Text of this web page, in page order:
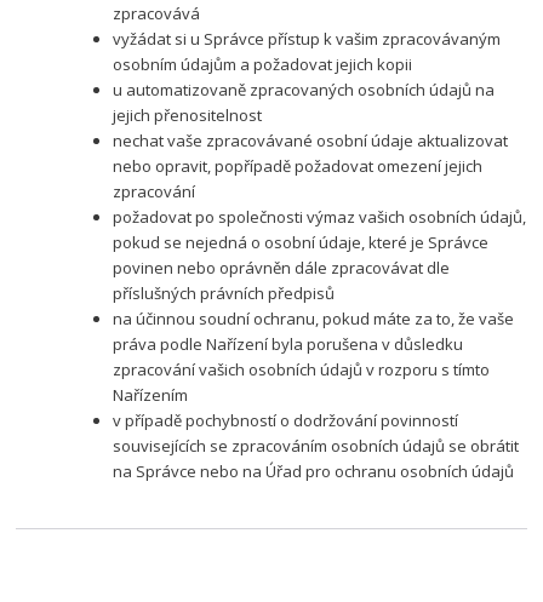
zpracovává
vyžádat si u Správce přístup k vašim zpracovávaným
osobním údajům a požadovat jejich kopii
u automatizovaně zpracovaných osobních údajů na
jejich přenositelnost
nechat vaše zpracovávané osobní údaje aktualizovat
nebo opravit, popřípadě požadovat omezení jejich
zpracování
požadovat po společnosti výmaz vašich osobních údajů,
pokud se nejedná o osobní údaje, které je Správce
povinen nebo oprávněn dále zpracovávat dle
příslušných právních předpisů
na účinnou soudní ochranu, pokud máte za to, že vaše
práva podle Nařízení byla porušena v důsledku
zpracování vašich osobních údajů v rozporu s tímto
Nařízením
v případě pochybností o dodržování povinností
souvisejících se zpracováním osobních údajů se obrátit
na Správce nebo na Úřad pro ochranu osobních údajů